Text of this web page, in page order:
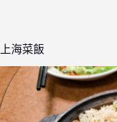
上海菜飯